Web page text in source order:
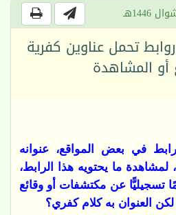
تحمل عناوين كفرية
أو المشاهدة
في بعض المواقع، عنوانه
ما يحتويه هذا الرابط،
تسجيليًّا عن مكتشفات أو وقائع
العنوان به كلام كفري؟